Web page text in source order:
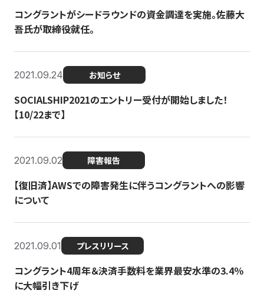
コングラントがシードラウンドの資金調達を実施。佐藤大
吾氏が取締役就任。
2021.09.24 お知らせ
SOCIALSHIP2021のエントリー受付が開始しました！
【10/22まで】
2021.09.02 障害報告
【復旧済】AWSでの障害発生に伴うコングラントへの影響
について
2021.09.01 プレスリリース
コングラント4周年＆決済手数料を業界最安水準の3.4％
に大幅引き下げ